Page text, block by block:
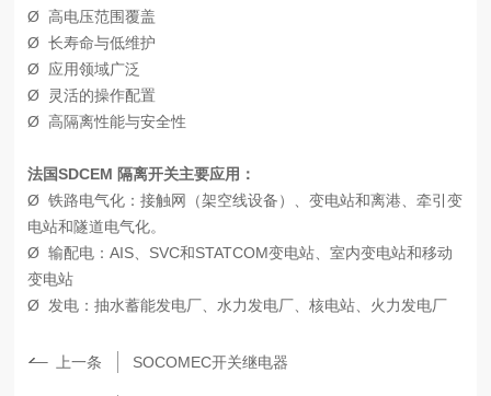
Ø 高电压范围覆盖
Ø 长寿命与低维护
Ø 应用领域广泛
Ø
灵活的操作配置
Ø 高隔离性能与安全性
法国SDCEM 隔离开关主要应用：
Ø 铁路电气化：接触网（架空线设备）、变电站和离港、牵引变
电站和隧道电气化。
Ø 输配电：AIS、SVC和STATCOM变电站、室内变电站和移动
变电站
Ø 发电：抽水蓄能发电厂、水力发电厂、核电站、火力发电厂
上一条 SOCOMEC开关继电器